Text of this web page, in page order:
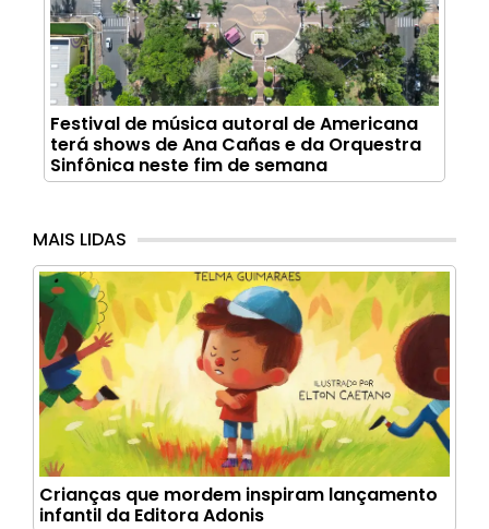
Festival de música autoral de Americana
terá shows de Ana Cañas e da Orquestra
Sinfônica neste fim de semana
MAIS LIDAS
Crianças que mordem inspiram lançamento
infantil da Editora Adonis